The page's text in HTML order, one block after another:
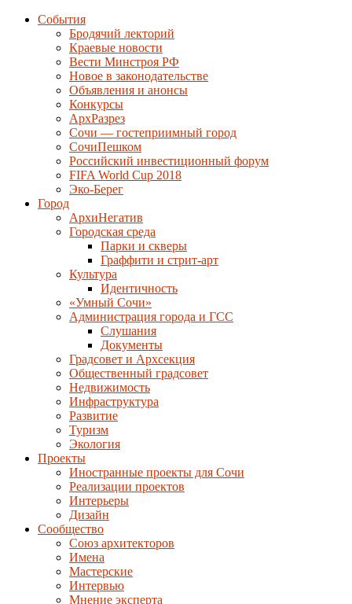
События
Бродячий лекторий
Краевые новости
Вести Минстроя РФ
Новое в законодательстве
Объявления и анонсы
Конкурсы
АрхРазрез
Сочи — гостеприимный город
СочиПешком
Российский инвестиционный форум
FIFA World Cup 2018
Эко-Берег
Город
АрхиНегатив
Городская среда
Парки и скверы
Граффити и стрит-арт
Культура
Идентичность
«Умный Сочи»
Администрация города и ГСС
Слушания
Документы
Градсовет и Архсекция
Общественный градсовет
Недвижимость
Инфраструктура
Развитие
Туризм
Экология
Проекты
Иностранные проекты для Сочи
Реализации проектов
Интерьеры
Дизайн
Сообщество
Союз архитекторов
Имена
Мастерские
Интервью
Мнение эксперта